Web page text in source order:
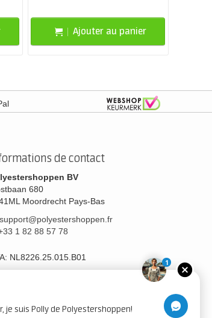
Ajouter au panier
de contact
BV
680
Moordrecht Pays-Bas
support@polyestershoppen.fr
1 82 88 57 78
NL8226.25.015.B01
1
je suis Polly de Polyestershoppen!